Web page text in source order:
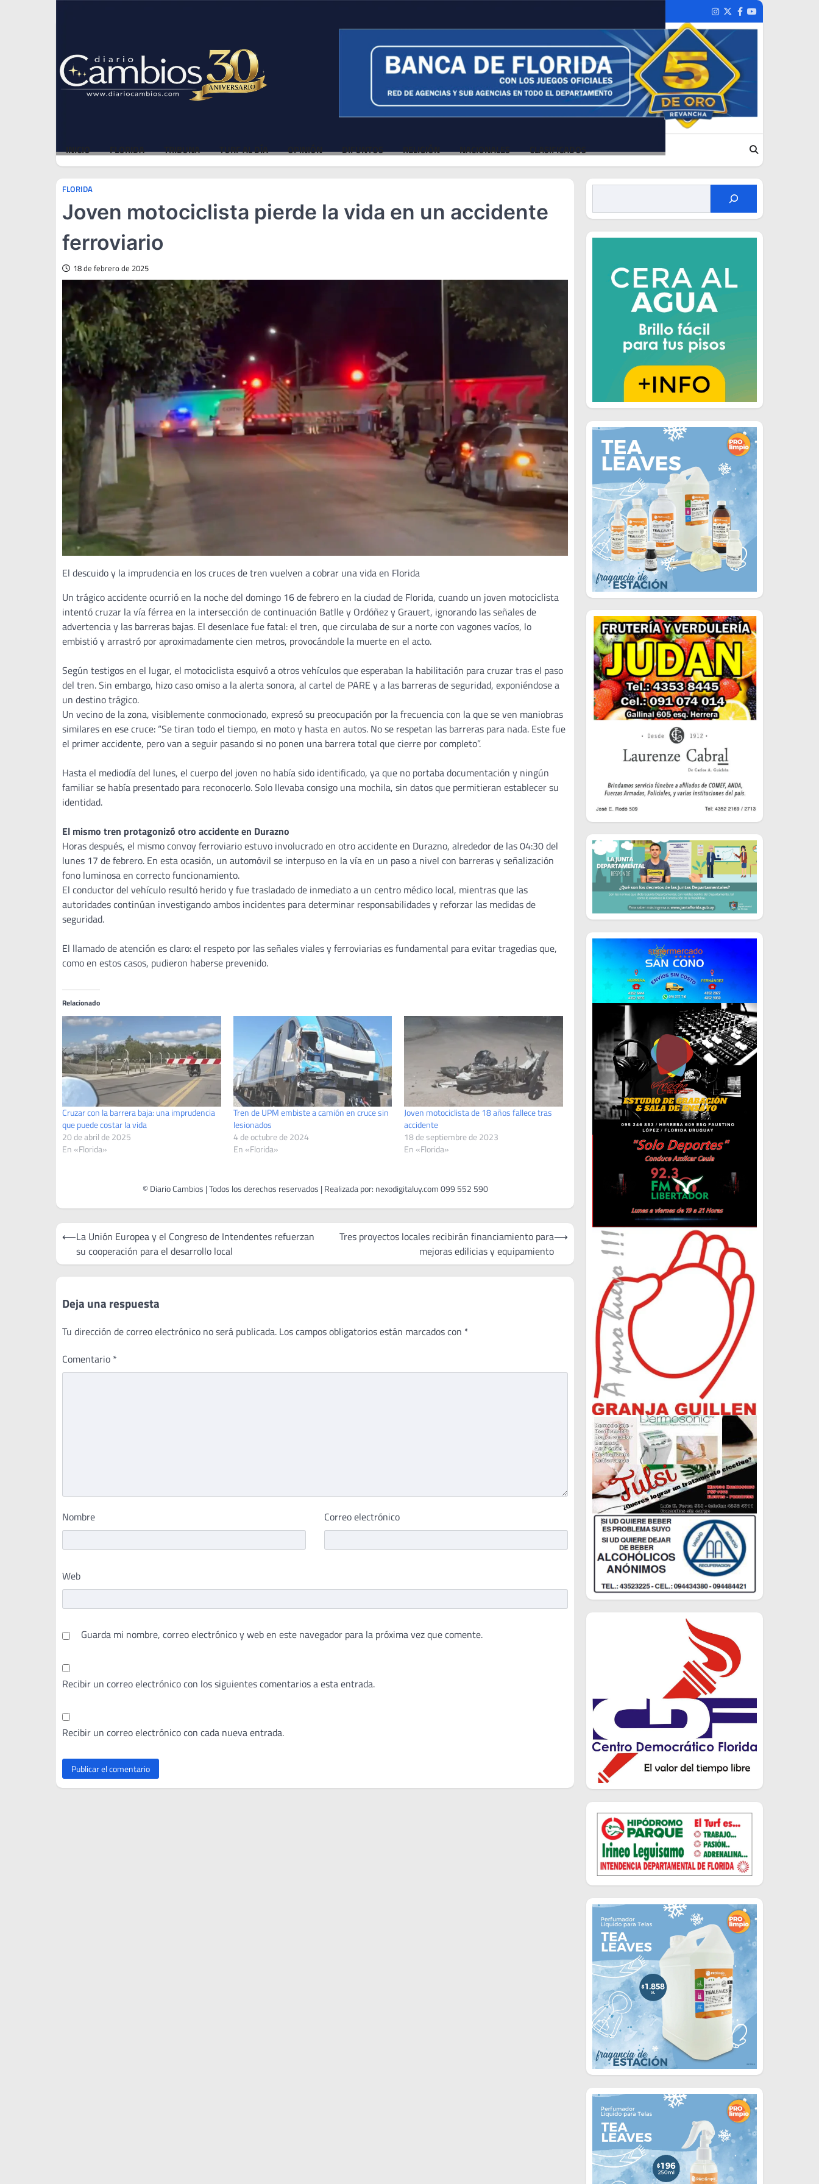
Instagram
TwitterFacebook
Youtube
INICIO FLORIDA TRIBUNA TURF AL DÍA OPINIÓN DIFUNTOS RELIGIÓN NACIONALES CLASIFICADOS
FLORIDA
Joven motociclista pierde la vida en un accidente
ferroviario
18 de febrero de 2025
El descuido y la imprudencia en los cruces de tren vuelven a cobrar una vida en Florida
Un trágico accidente ocurrió en la noche del domingo 16 de febrero en la ciudad de Florida, cuando un joven motociclista
intentó cruzar la vía férrea en la intersección de continuación Batlle y Ordóñez y Grauert, ignorando las señales de
advertencia y las barreras bajas. El desenlace fue fatal: el tren, que circulaba de sur a norte con vagones vacíos, lo
embistió y arrastró por aproximadamente cien metros, provocándole la muerte en el acto.
Según testigos en el lugar, el motociclista esquivó a otros vehículos que esperaban la habilitación para cruzar tras el paso
del tren. Sin embargo, hizo caso omiso a la alerta sonora, al cartel de PARE y a las barreras de seguridad, exponiéndose a
un destino trágico.
Un vecino de la zona, visiblemente conmocionado, expresó su preocupación por la frecuencia con la que se ven maniobras
similares en ese cruce: “Se tiran todo el tiempo, en moto y hasta en autos. No se respetan las barreras para nada. Este fue
el primer accidente, pero van a seguir pasando si no ponen una barrera total que cierre por completo”.
Hasta el mediodía del lunes, el cuerpo del joven no había sido identificado, ya que no portaba documentación y ningún
familiar se había presentado para reconocerlo. Solo llevaba consigo una mochila, sin datos que permitieran establecer su
identidad.
El mismo tren protagonizó otro accidente en Durazno
Horas después, el mismo convoy ferroviario estuvo involucrado en otro accidente en Durazno, alrededor de las 04:30 del
lunes 17 de febrero. En esta ocasión, un automóvil se interpuso en la vía en un paso a nivel con barreras y señalización
fono luminosa en correcto funcionamiento.
El conductor del vehículo resultó herido y fue trasladado de inmediato a un centro médico local, mientras que las
autoridades continúan investigando ambos incidentes para determinar responsabilidades y reforzar las medidas de
seguridad.
El llamado de atención es claro: el respeto por las señales viales y ferroviarias es fundamental para evitar tragedias que,
como en estos casos, pudieron haberse prevenido.
Relacionado
Cruzar con la barrera baja: una imprudencia
que puede costar la vida
20 de abril de 2025
En «Florida»
Tren de UPM embiste a camión en cruce sin
lesionados
4 de octubre de 2024
En «Florida»
Joven motociclista de 18 años fallece tras
accidente
18 de septiembre de 2023
En «Florida»
Navegación
entradas
⟵La Unión Europea y el Congreso de Intendentes refuerzan
su cooperación para el desarrollo local
Tres proyectos locales recibirán financiamiento para
mejoras edilicias y equipamiento
⟶
Deja una respuesta
Tu dirección de correo electrónico no será publicada. Los campos obligatorios están marcados con *
Comentario *
Nombre Correo electrónico
Web
Guarda mi nombre, correo electrónico y web en este navegador para la próxima vez que comente.
Recibir un correo electrónico con los siguientes comentarios a esta entrada.
Recibir un correo electrónico con cada nueva entrada.